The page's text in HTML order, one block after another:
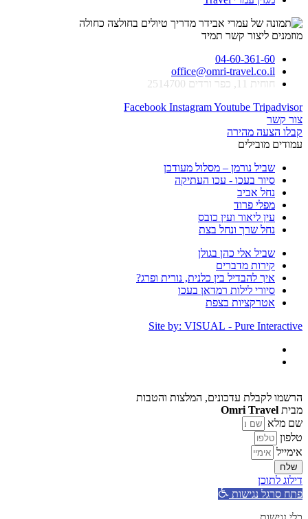
מוזמנים ליצור קשר תמיד
04-60-361-60
office@omri-travel.co.il
חוחית 11, כפר ורדים 2514700
Facebook InstagramYoutube Tripadvisor
צור קשר
קבלו הצעה מהירה
עמודים מובילים
שביל נורמן – מסלול מעודכן
סיור בעכו - עכו העתיקה
נחל אביב
מפלי פרוד
עין ליאור ועין כובס
נחל שרך ונחל בצת
שביל אלי כהן בגולן
קירות מדברים
איך להבדיל בין כלנית, נורית ופרג?
סיורי לילות רמדאן בעכו
אטרקציות בצפת
Site by: VISUAL - Pure Interactive
הרשמו לקבלת עדכונים, המלצות והטבות
מביתOmri Travel
שם מלא
טלפון
אימייל
שלח
דילוג לתוכן
פתח סרגל נגישות